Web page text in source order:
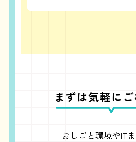
まずは気軽にご
おしごと環境やIT